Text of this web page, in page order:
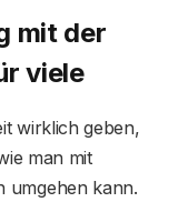
mit der
viele
wirklich geben,
man mit
umgehen kann.